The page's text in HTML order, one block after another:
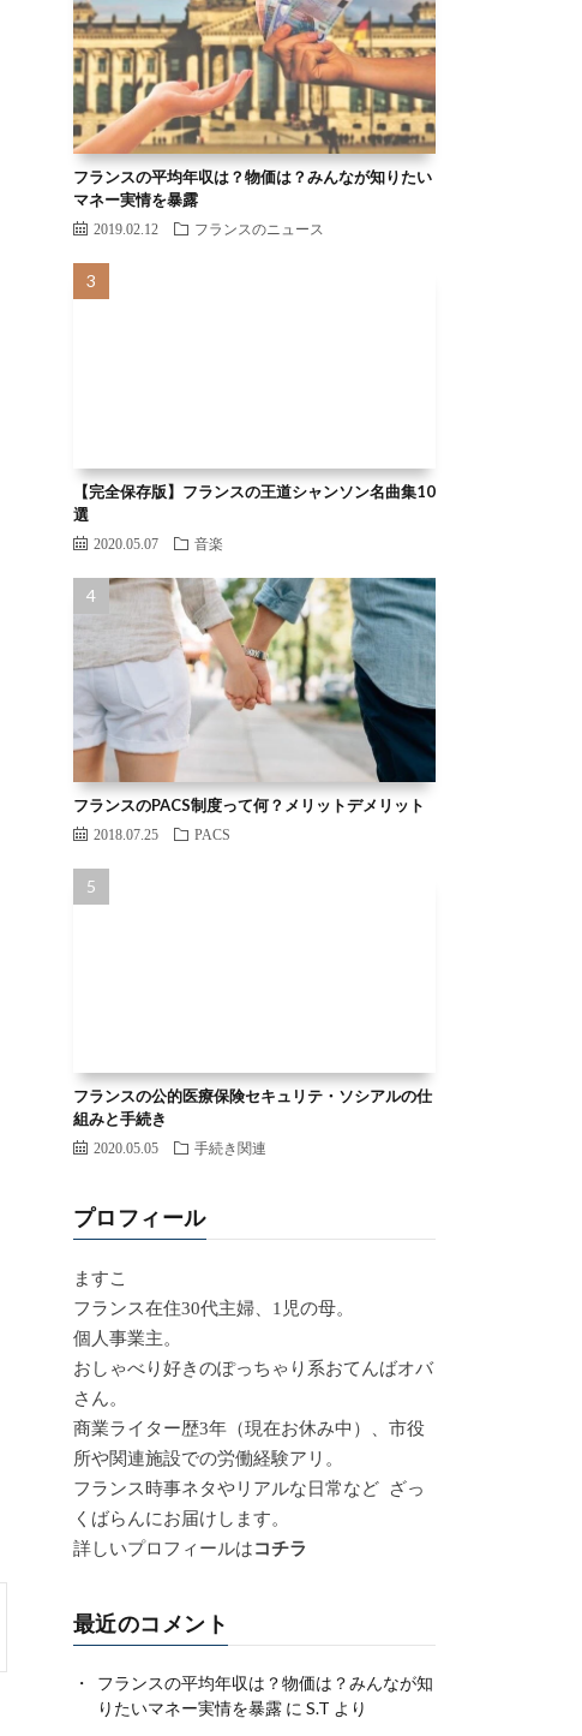
フランスの平均年収は？物価は？みんなが知りたい
マネー実情を暴露
2019.02.12 フランスのニュース
【完全保存版】フランスの王道シャンソン名曲集10
選
フランスのPACS制度って何？メリットデメリット
2018.07.25 PACS
フランスの公的医療保険セキュリテ・ソシアルの仕
組みと手続き
2020.05.05
フランス在住30代主婦、1児の母。
個人事業主。
おしゃべり好きのぽっちゃり系おてんばオバ
さん。
商業ライター歴3年（現在お休み中）、市役
所や関連施設での労働経験アリ。
フランス時事ネタやリアルな日常など ざっ
くばらんにお届けします。
詳しいプロフィールは コチラ
りたいマネー実情を暴露 にS.Tより